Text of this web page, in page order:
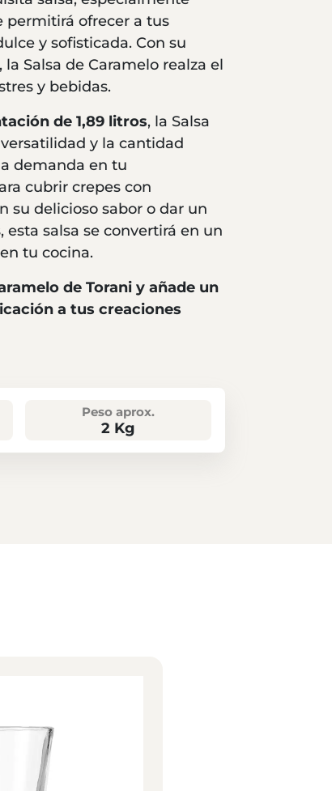
permitirá ofrecer a tus
y sofisticada. Con su
Salsa de Caramelo realza el
y bebidas.
de 1,89 litros, la Salsa
y la cantidad
demanda en tu
cubrir crepes con
su delicioso sabor o dar un
salsa se convertirá en un
tu cocina.
de Torani y añade un
a tus creaciones
Peso aprox.
2 Kg